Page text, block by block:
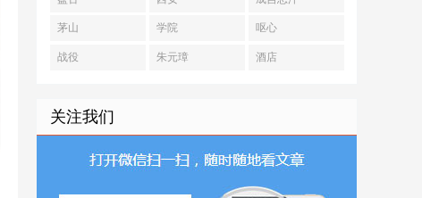
茅山 学院 呕心
战役 朱元璋 酒店
关注我们